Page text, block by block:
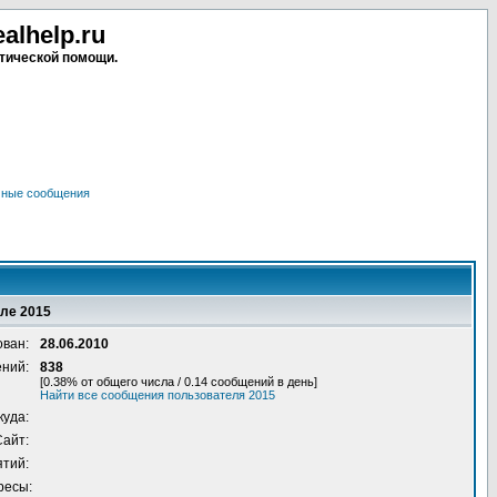
помощи.
сообщения
2015
28.06.2010
838
[0.38% от общего числа / 0.14 сообщений в день]
Найти все сообщения пользователя 2015